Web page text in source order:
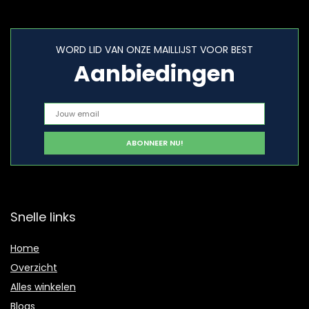
WORD LID VAN ONZE MAILLIJST VOOR BEST
Aanbiedingen
Snelle links
Home
Overzicht
Alles winkelen